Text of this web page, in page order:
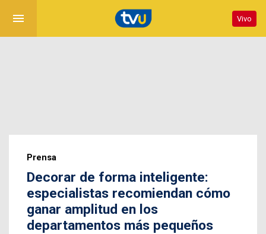
menu Vivo
Prensa
Decorar de forma inteligente:
especialistas recomiendan cómo
ganar amplitud en los
departamentos más pequeños